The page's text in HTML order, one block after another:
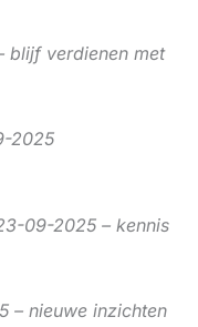
blijf verdienen met
2025
09-2025 – kennis
– nieuwe inzichten